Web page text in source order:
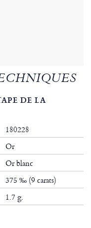
DE LA
180228
Or
Or blanc
375 ‰ (9 carats)
1.7 g.